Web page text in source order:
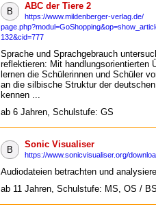
B
ABC der Tiere 2
https://www.mildenberger-verlag.de/
132&cid=777
Sprache und Sprachgebrauch
reflektieren: Mit handlungsorientierten
lernen die Schülerinnen und Schüler
an die silbische Struktur der
kennen ...
ab 6 Jahren, Schulstufe: GS
B
Sonic Visualiser
https://www.sonicvisualiser.org/
Audiodateien betrachten und
ab 11 Jahren, Schulstufe: MS, OS /